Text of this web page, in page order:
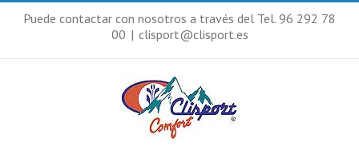
Puede contactar con nosotros a través del Tel. 96 292 78
00 | clisport@clisport.es